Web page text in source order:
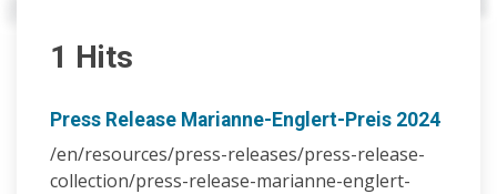
1 Hits
Press Release Marianne-Englert-Preis 2024
/en/resources/press-releases/press-release-
collection/press-release-marianne-englert-